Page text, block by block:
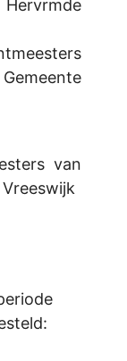
van